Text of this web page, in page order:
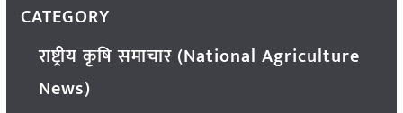
CATEGORY
राष्ट्रीय कृषि समाचार (National Agriculture
News)